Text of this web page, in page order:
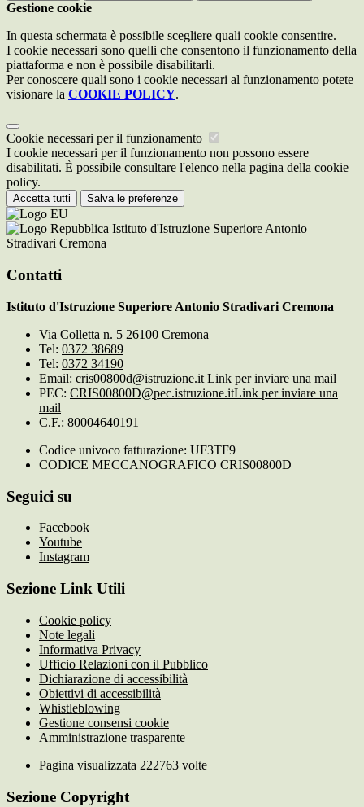
Gestione cookie
In questa schermata è possibile scegliere quali cookie consentire.
I cookie necessari sono quelli che consentono il funzionamento della
piattaforma e non è possibile disabilitarli.
Per conoscere quali sono i cookie necessari al funzionamento potete
visionare la COOKIE POLICY.
Cookie necessari per il funzionamento
I cookie necessari per il funzionamento non possono essere
disabilitati. È possibile consultare l'elenco nella pagina della cookie
policy.
Accetta tutti Salva le preferenze
Istituto d'Istruzione Superiore Antonio
Stradivari Cremona
Contatti
Istituto d'Istruzione Superiore Antonio Stradivari Cremona
Via Colletta n. 5 26100 Cremona
Tel: 0372 38689
Tel: 0372 34190
Email: cris00800d@istruzione.it Link per inviare una mail
PEC: CRIS00800D@pec.istruzione.itLink per inviare una
mail
C.F.: 80004640191
Codice univoco fatturazione: UF3TF9
CODICE MECCANOGRAFICO CRIS00800D
Seguici su
Facebook
Youtube
Instagram
Sezione Link Utili
Cookie policy
Note legali
Informativa Privacy
Ufficio Relazioni con il Pubblico
Dichiarazione di accessibilità
Obiettivi di accessibilità
Whistleblowing
Gestione consensi cookie
Amministrazione trasparente
Pagina visualizzata 222763 volte
Sezione Copyright